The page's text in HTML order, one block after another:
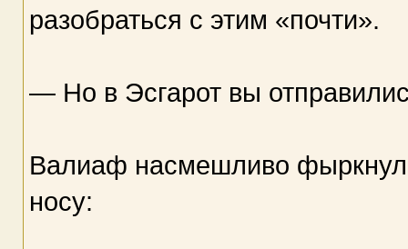
разобраться с этим «почти».
— Но в Эсгарот вы
Валиаф насмешливо
носу: